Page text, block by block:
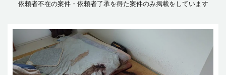
依頼者不在の案件・依頼者了承を得た案件のみ掲載をしています